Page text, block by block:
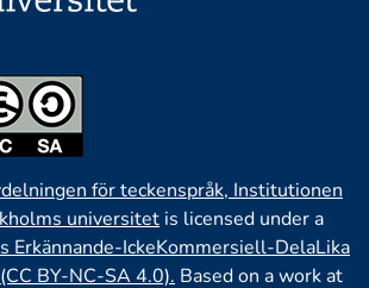
för teckenspråk, Institutionen
universitet is licensed under a
Erkännande-IckeKommersiell-DelaLika
BY-NC-SA 4.0). Based on a work at